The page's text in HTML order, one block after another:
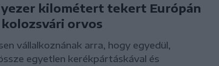
kilométert tekert Európán
orvos
vállalkoznának arra, hogy egyedül,
egyetlen kerékpártáskával és